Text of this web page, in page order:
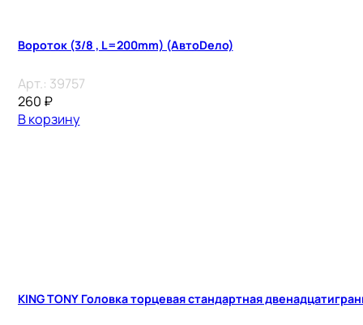
Вороток (3/8 , L=200mm) (АвтоDело)
Арт.: 39757
260 ₽
В корзину
KING TONY Головка торцевая стандартная